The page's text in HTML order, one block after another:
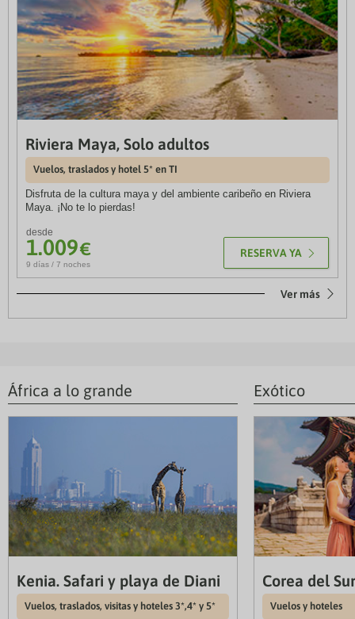
Riviera Maya, Solo adultos
Vuelos, traslados y hotel 5* en TI
Disfruta de la cultura maya y del ambiente caribeño en Riviera
Maya. ¡No te lo pierdas!
desde
1.009€
9 días / 7 noches
RESERVA YA
Ver más
Vietnam y Camboya
Circuito
Descubre la rica cultura y la belleza natural de Vietnam y los
impresionantes y tradiciones fascinantes.
desde
3.158€ RESERVA YA
África a lo grande
Kenia. Safari y playa de Diani
Vuelos, traslados, visitas y hoteles 3*,4* y 5*
Exótico
Corea del Sur
Vuelos y hoteles